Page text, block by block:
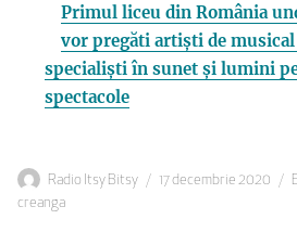
Primul liceu din România
vor pregăti artiști de
specialiști în sunet și lumini
spectacole
Autor
Radio Itsy Bitsy
Publicat
17 decembrie 2020
creanga